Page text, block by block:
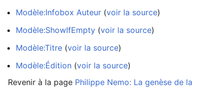
Modèle:Infobox Auteur (voir la source)
Modèle:ShowIfEmpty (voir la source)
Modèle:Titre (voir la source)
Modèle:Édition (voir la source)
Revenir à la page Philippe Nemo: La genèse de la